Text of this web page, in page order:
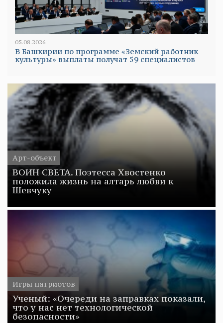
05.08.2026
В Башкирии по программе «Земский работник
культуры» выплаты получат 59 специалистов
Арт-объект
ВОИН СВЕТА. Поэтесса Хвостенко
положила жизнь на алтарь любви к
Шевчуку
Игры патриотов
Ученый: «Очереди на заправках показали,
что у нас нет технологической
безопасности»